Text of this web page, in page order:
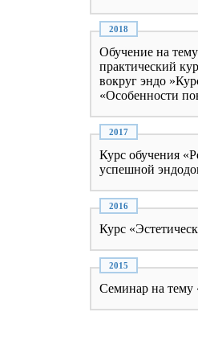
Обучение на
практический
вокруг эндо
«Особенности
Курс обучения
успешной
Курс
Семинар на тему